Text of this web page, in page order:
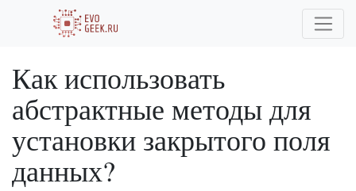
Как использовать
абстрактные методы для
установки закрытого поля
данных?